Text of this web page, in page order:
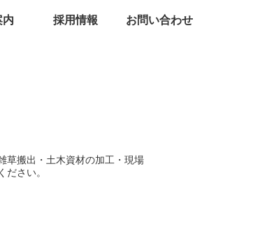
内 採用情報 お問い合わせ
草搬出・土木資材の加工・現場
さい。